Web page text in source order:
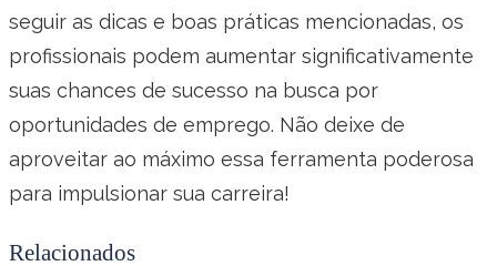
seguir as dicas e boas práticas mencionadas, os
profissionais podem aumentar significativamente
suas chances de sucesso na busca por
oportunidades de emprego. Não deixe de
aproveitar ao máximo essa ferramenta poderosa
para impulsionar sua carreira!
Relacionados